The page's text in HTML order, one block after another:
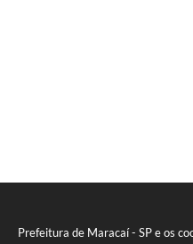
Prefeitura de Maracaí - SP e os